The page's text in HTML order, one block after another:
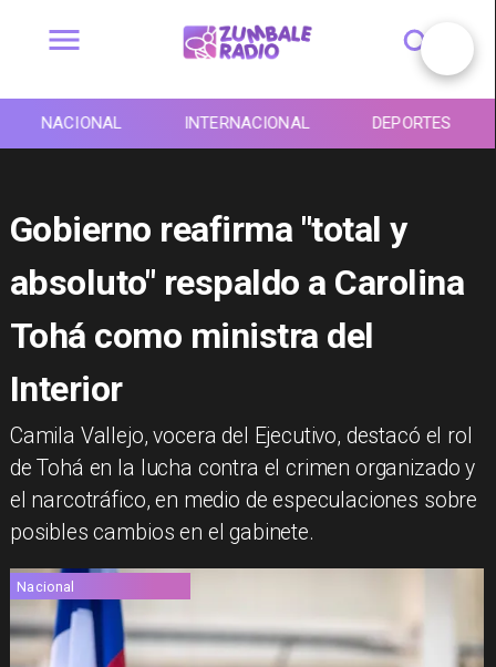
NACIONAL INTERNACIONAL DEPORTES
Gobierno reafirma "total y
absoluto" respaldo a Carolina
Tohá como ministra del
Interior
​Camila Vallejo, vocera del Ejecutivo, destacó el rol
de Tohá en la lucha contra el crimen organizado y
el narcotráfico, en medio de especulaciones sobre
posibles cambios en el gabinete.
Nacional